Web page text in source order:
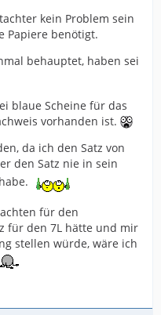
kein Problem sein
Papiere benötigt.
behauptet, haben sei
blaue Scheine für das
vorhanden ist.
da ich den Satz von
den Satz nie in sein
für den
für den 7L hätte und mir
stellen würde, wäre ich